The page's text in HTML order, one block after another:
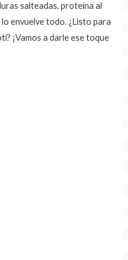
salteadas, proteína al
envuelve todo. ¿Listo para
¡Vamos a darle ese toque